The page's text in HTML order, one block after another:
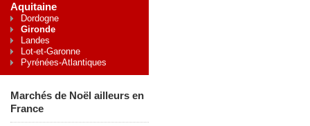
Aquitaine
Dordogne
Gironde
Landes
Lot-et-Garonne
Pyrénées-Atlantiques
Marchés de Noël ailleurs en
France